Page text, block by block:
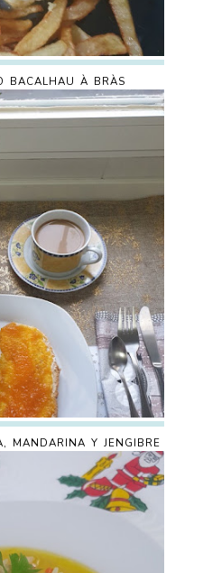
BACALHAU À BRÀS
MANDARINA Y JENGIBRE